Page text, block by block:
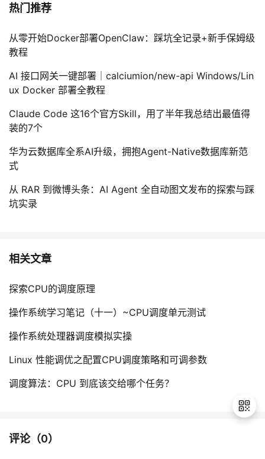
热门推荐
从零开始Docker部署OpenClaw：踩坑全记录+新手保姆级
教程
AI 接口网关一键部署｜calciumion/new-api Windows/Lin
ux Docker 部署全教程
Claude Code 这16个官方Skill，用了半年我总结出最值得
装的7个
华为云数据库全系AI升级，拥抱Agent-Native数据库新范
式
从 RAR 到微博头条：AI Agent 全自动图文发布的探索与踩
坑实录
相关文章
探索CPU的调度原理
操作系统学习笔记（十一）~CPU调度单元测试
操作系统处理器调度模拟实操
Linux 性能调优之配置CPU调度策略和可调参数
调度算法：CPU 到底该交给哪个任务？
评论（0）